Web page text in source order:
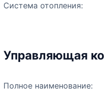
Система отопления:
Управляющая
Полное наименование: